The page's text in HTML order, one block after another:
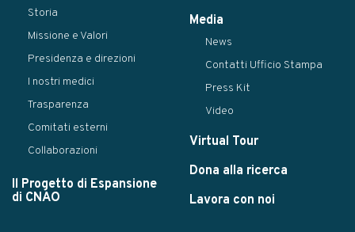
Storia
Missione e Valori
Presidenza e direzioni
I nostri medici
Trasparenza
Comitati esterni
Collaborazioni
Il Progetto di Espansione
di CNAO
Media
News
Contatti Ufficio Stampa
Press Kit
Video
Virtual Tour
Dona alla ricerca
Lavora con noi